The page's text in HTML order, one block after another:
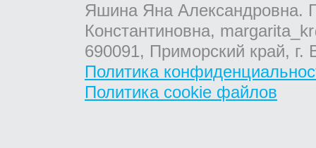
Яшина Яна Александровна.
Константиновна,
690091, Приморский край,
Политика
Политика cookie файлов